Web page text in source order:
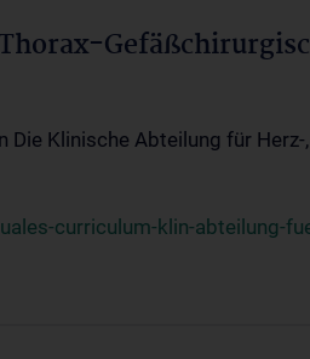
Klinische Abteilung für
curriculum-klin-abteilung-